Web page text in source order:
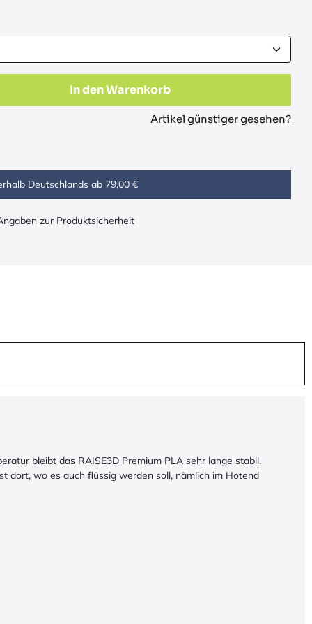
In den Warenkorb
Artikel günstiger gesehen?
Deutschlands ab 79,00 €
zur Produktsicherheit
bleibt das RAISE3D Premium PLA sehr lange stabil.
dort, wo es auch flüssig werden soll, nämlich im Hotend